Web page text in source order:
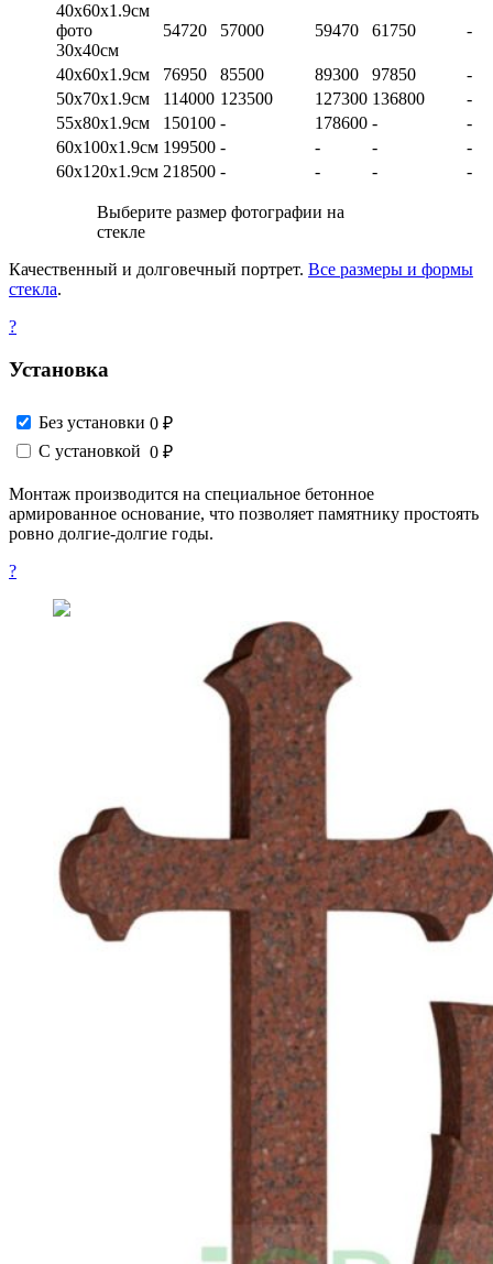
40х60х1.9см
фото
30х40см
54720 57000 59470 61750 -
40х60х1.9см 76950 85500 89300 97850
-
50х70х1.9см
114000 123500 127300 136800
-
55х80х1.9см
150100 - 178600 -
-
60х100х1.9см 199500 - - -
-
60х120х1.9см 218500 - - - -
Выберите размер фотографии на
стекле
Качественный и долговечный портрет. Все размеры и формы
стекла.
?
Установка
Без установки 0 ₽
С установкой 0 ₽
Монтаж производится на специальное бетонное
армированное основание, что позволяет памятнику простоять
ровно долгие-долгие годы.
?